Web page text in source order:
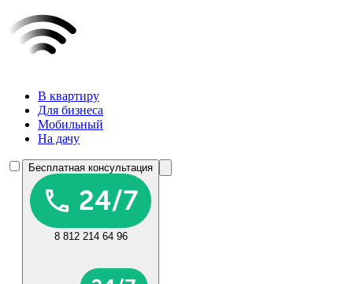
В квартиру
Для бизнеса
Мобильный
На дачу
Бесплатная консультация
8 812 214 64 96